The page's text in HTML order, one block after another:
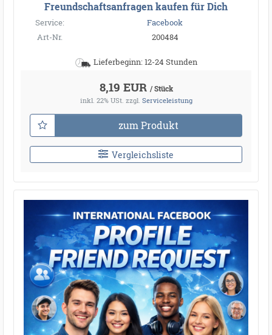
Freundschaftsanfragen kaufen für Dich
Service:
Facebook
Art-Nr.
200484
Lieferbeginn: 12-24 Stunden
8,19 EUR / Stück
inkl. 22% USt. zzgl. Serviceleistung
zum Produkt
Vergleichsliste